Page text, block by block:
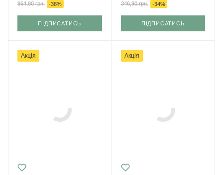
964,90грн. -38%
ПІДПИСАТИСЬ
346,90грн. -34%
ПІДПИСАТИСЬ
Акція Акція